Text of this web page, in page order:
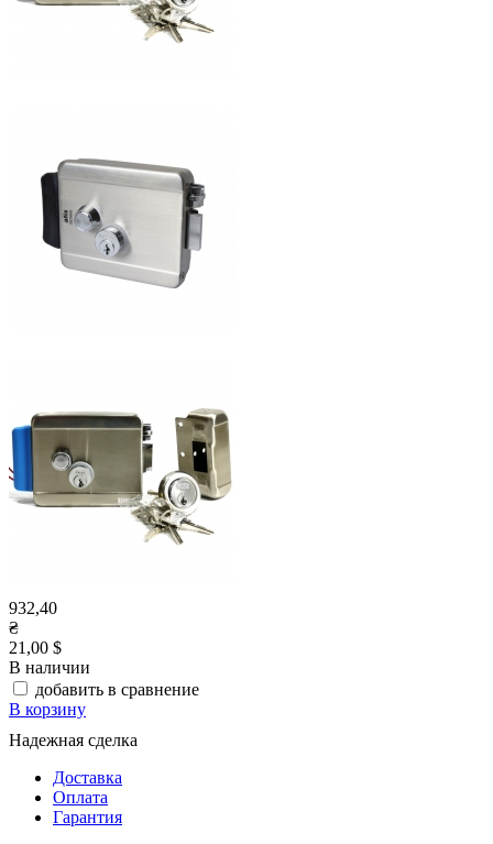
932,40
₴
21,00 $
В наличии
добавить в сравнение
В корзину
Надежная сделка
Доставка
Оплата
Гарантия